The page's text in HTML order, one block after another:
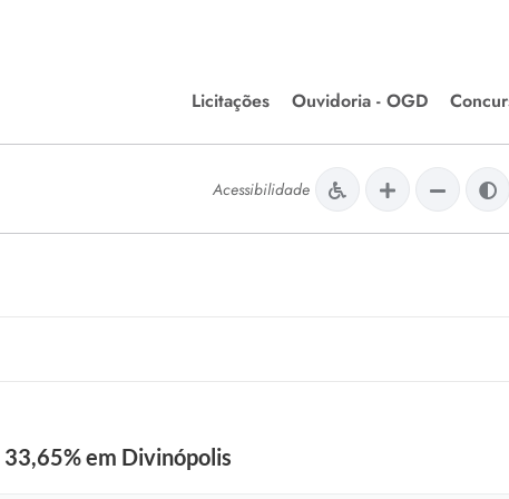
Licitações
Editais de Licitações
Chamamentos Públicos
Ouvidoria - OGD
Meio Ambiente
Acessibilidade
em Divinópolis